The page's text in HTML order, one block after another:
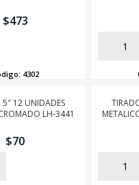
$473
4302
AÑADIR
5″ 12 UNIDADES
LH-3441
$70
AÑADIR